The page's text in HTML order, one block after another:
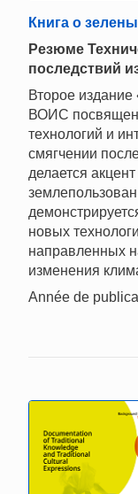
Книга о
Резюме
последствий
Второе издание
ВОИС
технологий и
смягчении
делается
новых
направленных
изменения
Année de